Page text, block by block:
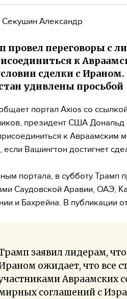
Секушин Александр
провел переговоры с
к
сделки с
удивлены просьбой
портал Axios со
президент США Дональд
к
если Вашингтон достигнет
портала, в субботу Трамп
Саудовской Аравии, ОАЭ,
и Бахрейна. В публикации
заявил лидерам,
ожидает, что все
Авраамских
соглашений с